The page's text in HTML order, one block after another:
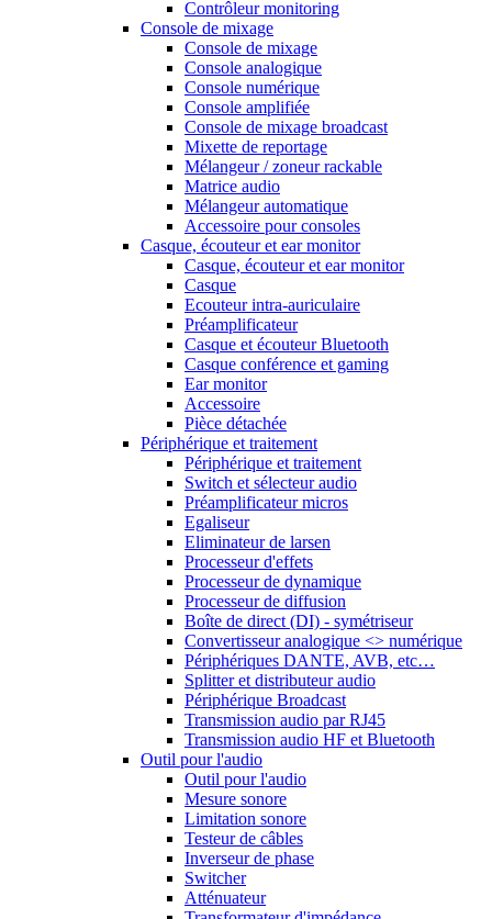
Contrôleur monitoring
Console de mixage
Console de mixage
Console analogique
Console numérique
Console amplifiée
Console de mixage broadcast
Mixette de reportage
Mélangeur / zoneur rackable
Matrice audio
Mélangeur automatique
Accessoire pour consoles
Casque, écouteur et ear monitor
Casque, écouteur et ear monitor
Casque
Ecouteur intra-auriculaire
Préamplificateur
Casque et écouteur Bluetooth
Casque conférence et gaming
Ear monitor
Accessoire
Pièce détachée
Périphérique et traitement
Périphérique et traitement
Switch et sélecteur audio
Préamplificateur micros
Egaliseur
Eliminateur de larsen
Processeur d'effets
Processeur de dynamique
Processeur de diffusion
Boîte de direct (DI) - symétriseur
Convertisseur analogique <> numérique
Périphériques DANTE, AVB, etc…
Splitter et distributeur audio
Périphérique Broadcast
Transmission audio par RJ45
Transmission audio HF et Bluetooth
Outil pour l'audio
Outil pour l'audio
Mesure sonore
Limitation sonore
Testeur de câbles
Inverseur de phase
Switcher
Atténuateur